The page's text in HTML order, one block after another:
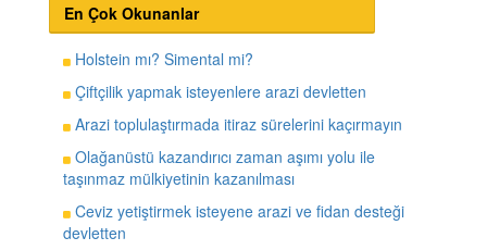
En Çok Okunanlar
Holstein mı? Simental mi?
Çiftçilik yapmak isteyenlere arazi devletten
Arazi toplulaştırmada itiraz sürelerini kaçırmayın
Olağanüstü kazandırıcı zaman aşımı yolu ile
taşınmaz mülkiyetinin kazanılması
Ceviz yetiştirmek isteyene arazi ve fidan desteği
devletten